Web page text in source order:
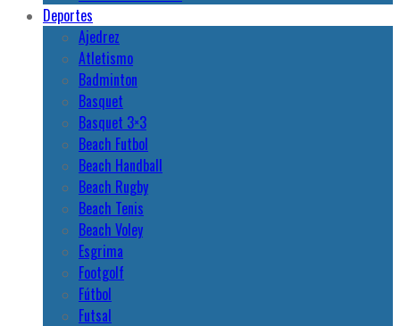
Deportes
Ajedrez
Atletismo
Badminton
Basquet
Basquet 3×3
Beach Futbol
Beach Handball
Beach Rugby
Beach Tenis
Beach Voley
Esgrima
Footgolf
Fútbol
Futsal